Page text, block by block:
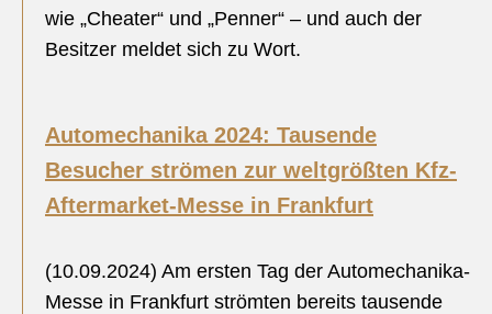
wie „Cheater“ und „Penner“ – und auch der
Besitzer meldet sich zu Wort.
Automechanika 2024: Tausende
Besucher strömen zur weltgrößten Kfz-
Aftermarket-Messe in Frankfurt
(10.09.2024) Am ersten Tag der Automechanika-
Messe in Frankfurt strömten bereits tausende